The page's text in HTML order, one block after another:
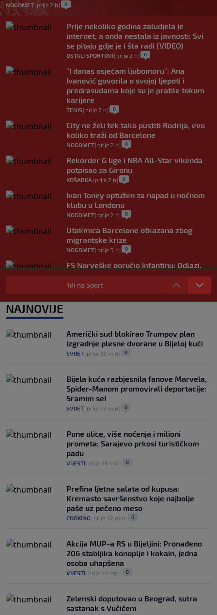
NOGOMET| prije 2 h | 0
Prije nekoliko godina zaludjela je
internet, a onda nestala iz javnosti: Svi
se pitaju gdje je i šta radi (VIDEO)
OSTALI SPORTOVI| prije 2 h | 0
"I danas osjećam ljubomoru": Ana
Ivanović govorila o svojoj ljepoti i
predrasudama koje su je pratile tokom
karijere
TENIS| prije 2 h | 0
City ne želi tek tako pustiti Rodrija, evo
koliko traži od Barcelone
NOGOMET| prije 2 h | 0
Rekorder G lige i NBA All-Star vikenda
potpisao za Gironu
KOŠARKA | prije 2 h | 0
Ivan Toney optužen za napad u noćnom
klubu u Londonu
NOGOMET| prije 2 h | 0
Utakmica Barcelone otkazana zbog
migrantske krize
NOGOMET| prije 3 h | 0
FS Norveške poručio Infantinu: Odlazi,
NOGOMET|prije 3 h
Bila je sportska zvijezda, a onda otišla u
OSTALI SPORTOVI
Idi na Sport
NAJNOVIJE
Američki sud blokirao Trumpov plan
izgradnje plesne dvorane u Bijeloj kući
SVIJET prije 32 min 0
Bijela kuća razbjesnila fanove Marvela,
Spider-Manom promovirali deportacije:
Sramim se!
SVIJET prije 33 min 0
Pune ulice, više noćenja i milioni
prometa: Sarajevo prkosi turističkom
padu
VIJESTI prije 36 min 0
Prefina ljetna salata od kupusa:
Kremasto savršenstvo koje najbolje
paše uz pečeno meso
COOKING prije 42 min 0
Akcija MUP-a RS u Bijeljini: Pronađeno
206 stabljika konoplje i kokain, jedna
osoba uhapšena
VIJESTI prije 44 min 0
Zelenski doputovao u Beograd, sutra
sastanak s Vučićem